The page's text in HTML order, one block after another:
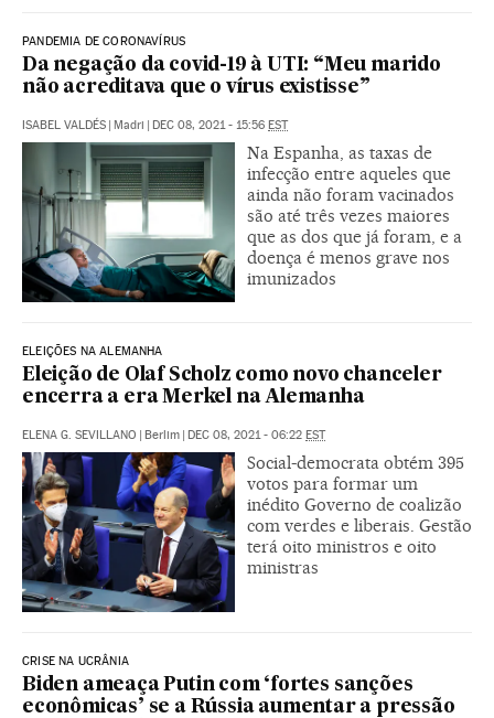
PANDEMIA DE CORONAVÍRUS
Da negação da covid-19 à UTI: “Meu marido
não acreditava que o vírus existisse”
ISABEL VALDÉS | Madri | DEC 08, 2021 - 15:56 EST
Na Espanha, as taxas de
infecção entre aqueles que
ainda não foram vacinados
são até três vezes maiores
que as dos que já foram, e a
doença é menos grave nos
imunizados
ELEIÇÕES NA ALEMANHA
Eleição de Olaf Scholz como novo chanceler
encerra a era Merkel na Alemanha
ELENA G. SEVILLANO | Berlim | DEC 08, 2021 - 06:22 EST
Social-democrata obtém 395
votos para formar um
inédito Governo de coalizão
com verdes e liberais. Gestão
terá oito ministros e oito
ministras
CRISE NA UCRÂNIA
Biden ameaça Putin com ‘fortes sanções
econômicas’ se a Rússia aumentar a pressão